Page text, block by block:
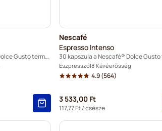
30 kapszula a Nescafé® Dolce Gusto termékhez
Nescafé
Espresso Intenso
Eszpresszó 8 Kávéerősség
4.9(564)
3 533,00 Ft
117,77 Ft/ csésze